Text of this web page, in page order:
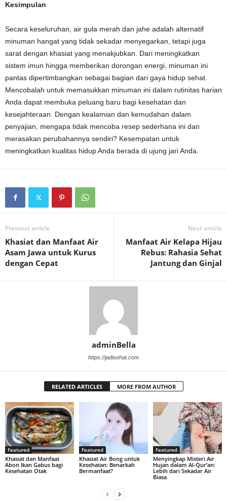
Kesimpulan
Secara keseluruhan, air gula merah dan jahe adalah alternatif
minuman hangat yang tidak sekadar menyegarkan, tetapi juga
sarat dengan khasiat yang menakjubkan. Dari meningkatkan
sistem imun hingga memberikan dorongan energi, minuman ini
pantas dipertimbangkan sebagai bagian dari gaya hidup sehat.
Mencobalah untuk memasukkan minuman ini dalam rutinitas harian
Anda dapat membuka peluang baru bagi kesehatan dan
kesejahteraan. Dengan kealamian dan kemudahan dalam
penyajian, mengapa tidak mencoba resep sederhana ini dan
merasakan perubahannya sendiri? Kesempatan untuk
meningkatkan kualitas hidup Anda berada di ujung jari Anda.
Previous article
Khasiat dan Manfaat Air
Asam Jawa untuk Kurus
dengan Cepat
Next article
Manfaat Air Kelapa Hijau
Rebus: Rahasia Sehat
Jantung dan Ginjal
adminBella
https://jadisehat.com
RELATED ARTICLES MORE FROM AUTHOR
Featured
Khasiat dan Manfaat
Abon Ikan Gabus bagi
Kesehatan Otak
Featured
Khasiat Air Bong untuk
Kesehatan: Benarkah
Bermanfaat?
Featured
Menyingkap Misteri Air
Hujan dalam Al-Qur’an:
Lebih dari Sekadar Air
Biasa